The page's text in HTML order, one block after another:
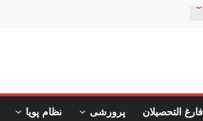
فارغ التحصیلان پرورشی نظام پویا